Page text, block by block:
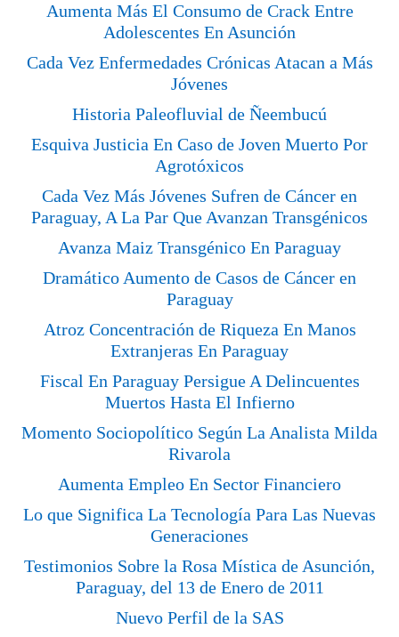
Aumenta Más El Consumo de Crack Entre
Adolescentes En Asunción
Cada Vez Enfermedades Crónicas Atacan a Más
Jóvenes
Historia Paleofluvial de Ñeembucú
Esquiva Justicia En Caso de Joven Muerto Por
Agrotóxicos
Cada Vez Más Jóvenes Sufren de Cáncer en
Paraguay, A La Par Que Avanzan Transgénicos
Avanza Maiz Transgénico En Paraguay
Dramático Aumento de Casos de Cáncer en
Paraguay
Atroz Concentración de Riqueza En Manos
Extranjeras En Paraguay
Fiscal En Paraguay Persigue A Delincuentes
Muertos Hasta El Infierno
Momento Sociopolítico Según La Analista Milda
Rivarola
Aumenta Empleo En Sector Financiero
Lo que Significa La Tecnología Para Las Nuevas
Generaciones
Testimonios Sobre la Rosa Mística de Asunción,
Paraguay, del 13 de Enero de 2011
Nuevo Perfil de la SAS